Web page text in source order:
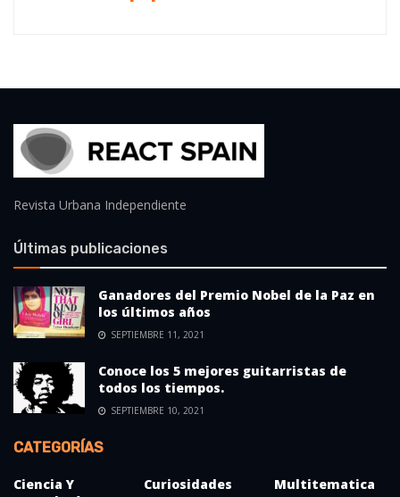
Revista Urbana Independiente
Últimas publicaciones
Ganadores del Premio Nobel de la Paz en
los últimos años
SEPTIEMBRE 11, 2021
Conoce los 5 mejores guitarristas de
todos los tiempos.
SEPTIEMBRE 10, 2021
CATEGORÍAS
Ciencia Y
Curiosidades Multitematica